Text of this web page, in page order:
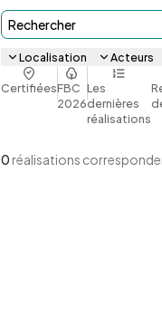
Rechercher
Localisation Acteurs
CertifiéesFBC
2026
Les
dernières
réalisations
0 réalisations